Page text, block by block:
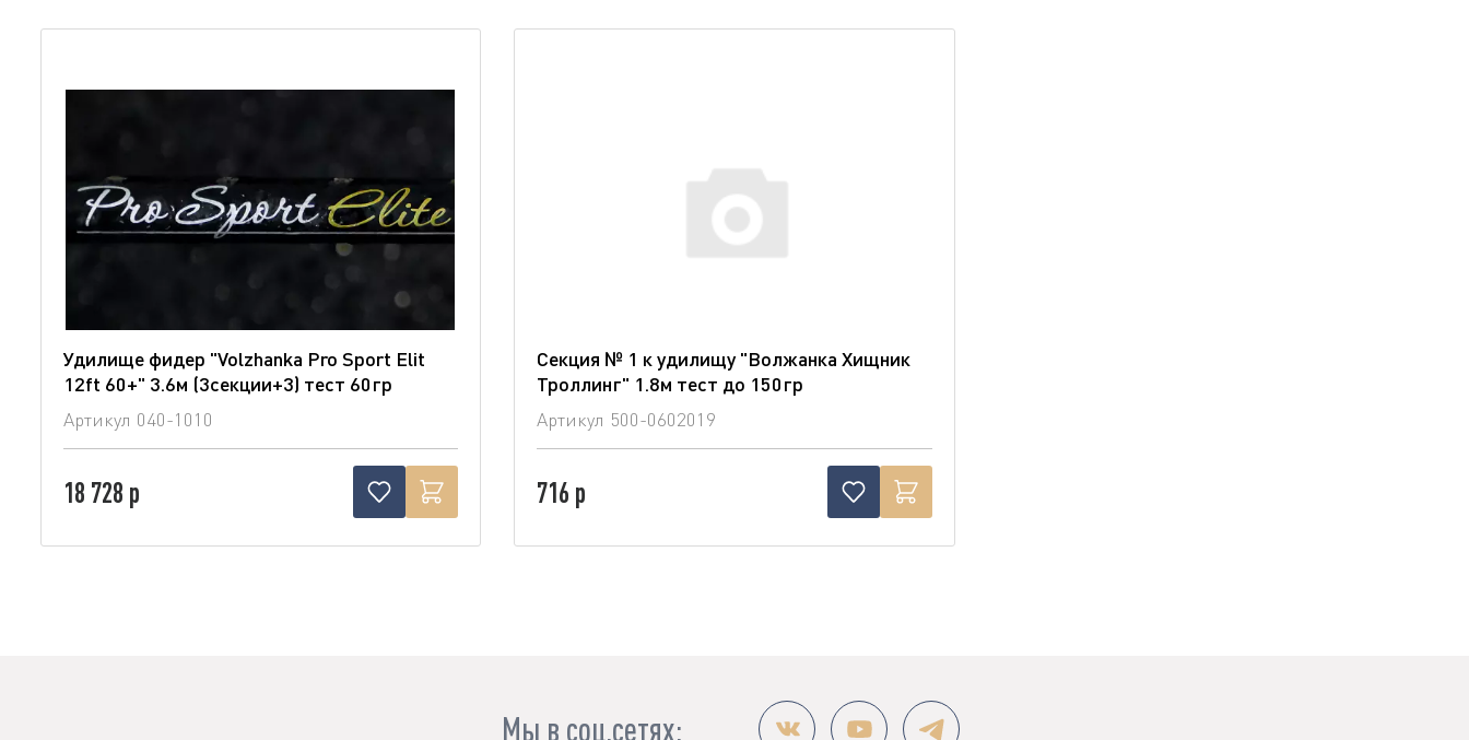
Удилище фидер "Volzhanka Pro Sport Elit
12ft 60+" 3.6м (3секции+3) тест 60гр
Артикул 040-1010
18 728 р
Секция № 1 к удилищу "Волжанка Хищник
Троллинг" 1.8м тест до 150гр
Артикул 500-0602019
716 р
Мы в соц.сетях: